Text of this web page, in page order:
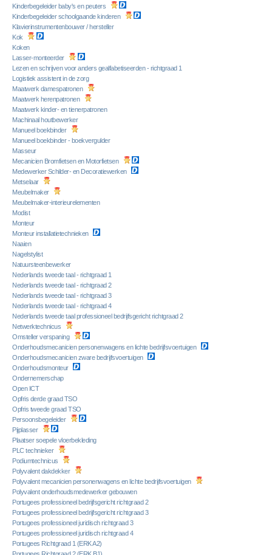
Kinderbegeleider baby's en peuters
Kinderbegeleider schoolgaande kinderen
Klavierinstrumentenbouwer / hersteller
Kok
Koken
Lasser-monteerder
Lezen en schrijven voor anders gealfabetiseerden - richtgraad 1
Logistiek assistent in de zorg
Maatwerk damespatronen
Maatwerk herenpatronen
Maatwerk kinder- en tienerpatronen
Machinaal houtbewerker
Manueel boekbinder
Manueel boekbinder - boekvergulder
Masseur
Mecanicien Bromfietsen en Motorfietsen
Medewerker Schilder- en Decoratiewerken
Metselaar
Meubelmaker
Meubelmaker-interieurelementen
Modist
Monteur
Monteur installatietechnieken
Naaien
Nagelstylist
Natuursteenbewerker
Nederlands tweede taal - richtgraad 1
Nederlands tweede taal - richtgraad 2
Nederlands tweede taal - richtgraad 3
Nederlands tweede taal - richtgraad 4
Nederlands tweede taal professioneel bedrijfsgericht richtgraad 2
Netwerktechnicus
Omsteller verspaning
Onderhoudsmecanicien personenwagens en lichte bedrijfsvoertuigen
Onderhoudsmecanicien zware bedrijfsvoertuigen
Onderhoudsmonteur
Ondernemerschap
Open ICT
Opfris derde graad TSO
Opfris tweede graad TSO
Persoonsbegeleider
Pijplasser
Plaatser soepele vloerbekleding
PLC technieker
Podiumtechnicus
Polyvalent dakdekker
Polyvalent mecanicien personenwagens en lichte bedrijfsvoertuigen
Polyvalent onderhoudsmedewerker gebouwen
Portugees professioneel bedrijfsgericht richtgraad 2
Portugees professioneel bedrijfsgericht richtgraad 3
Portugees professioneel juridisch richtgraad 3
Portugees professioneel juridisch richtgraad 4
Portugees Richtgraad 1 (ERK A2)
Portugees Richtgraad 2 (ERK B1)